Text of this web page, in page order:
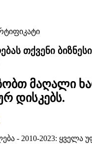
თქვენი
მაღალი
დისკებს.
- 2010-2023: ყველა